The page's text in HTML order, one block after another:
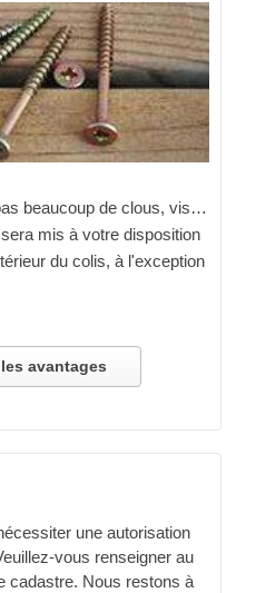
beaucoup de clous, vis…
mis à votre disposition
du colis, à l'exception
avantages
une autorisation
vous renseigner au
cadastre. Nous restons à